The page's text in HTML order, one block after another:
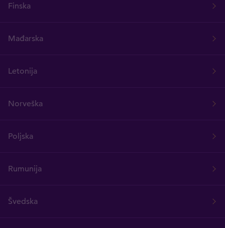
Finska
Mađarska
Letonija
Norveška
Poljska
Rumunija
Švedska